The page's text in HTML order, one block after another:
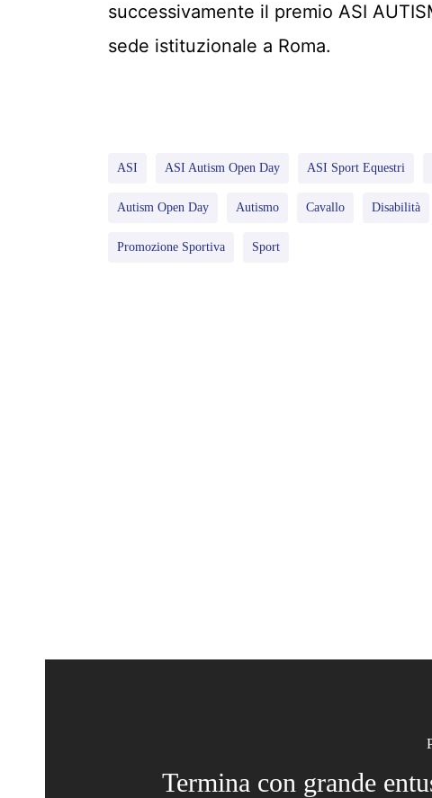
successivamente il premio ASI
sede istituzionale a Roma.
ASI ASI Autism Open Day ASI Sport Equestri
Autism Open Day Autismo Cavallo Disabilità
Promozione Sportiva Sport
Termina con grande